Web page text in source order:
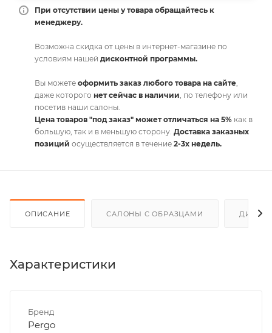
При отсутствии цены у товара обращайтесь к
менеджеру.
Возможна скидка от цены в интернет-магазине по
условиям нашей дисконтной программы.
Вы можете оформить заказ любого товара на сайте,
даже которого нет сейчас в наличии, по телефону или
посетив наши салоны.
Цена товаров "под заказ" может отличаться на 5% как в
большую, так и в меньшую сторону. Доставка заказных
позиций осуществляется в течение 2-3х недель.
ОПИСАНИЕ САЛОНЫ С ОБРАЗЦАМИ
Характеристики
Бренд
Pergo